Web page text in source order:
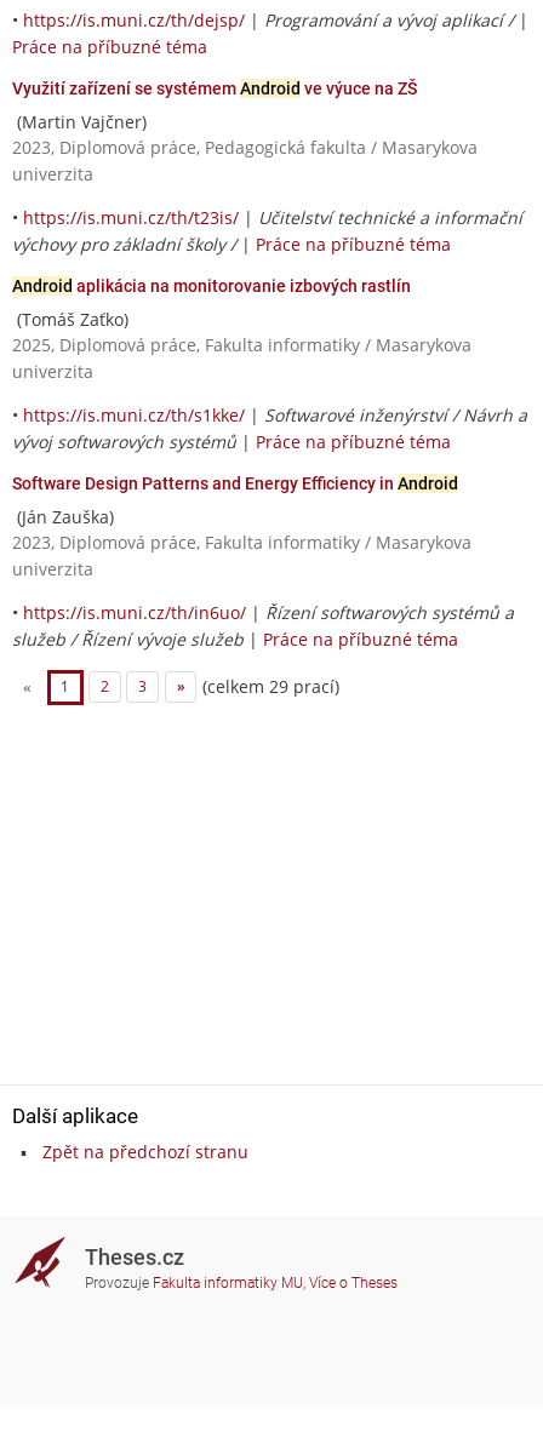
• https://is.muni.cz/th/dejsp/ | Programování a vývoj aplikací / |
Práce na příbuzné téma
Využití zařízení se systémemAndroid ve výuce na ZŠ
(Martin Vajčner)
2023, Diplomová práce, Pedagogická fakulta / Masarykova
univerzita
• https://is.muni.cz/th/t23is/ | Učitelství technické a informační
výchovy pro základní školy / | Práce na příbuzné téma
Android aplikácia na monitorovanie izbových rastlín
(Tomáš Zaťko)
2025, Diplomová práce, Fakulta informatiky / Masarykova
univerzita
• https://is.muni.cz/th/s1kke/ | Softwarové inženýrství / Návrh a
vývoj softwarových systémů | Práce na příbuzné téma
Software Design Patterns and Energy Efficiency in Android
(Ján Zauška)
2023, Diplomová práce, Fakulta informatiky / Masarykova
univerzita
• https://is.muni.cz/th/in6uo/ | Řízení softwarových systémů a
služeb / Řízení vývoje služeb | Práce na příbuzné téma
« 1 2 3 » (celkem 29 prací)
Další aplikace
Zpět na předchozí stranu
Theses.cz
Provozuje Fakulta informatiky MU, Více o Theses